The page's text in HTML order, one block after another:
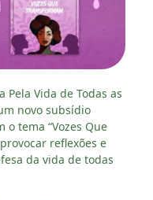
Vida de Todas as
novo subsídio
tema “Vozes Que
reflexões e
da vida de todas